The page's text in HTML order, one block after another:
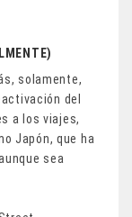
solamente,
del
a los viajes,
Japón, que ha
sea